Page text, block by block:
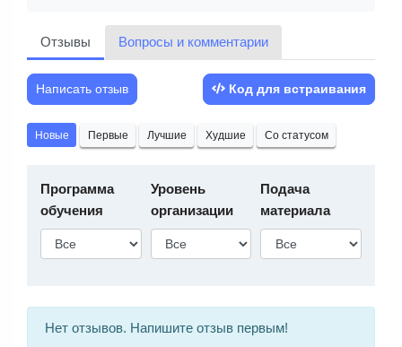
Отзывы Вопросы и комментарии
Написать отзыв Код для встраивания
Новые Первые Лучшие Худшие Со статусом
Программа
обучения
Уровень
организации
Подача
материала
Нет отзывов. Напишите отзыв первым!